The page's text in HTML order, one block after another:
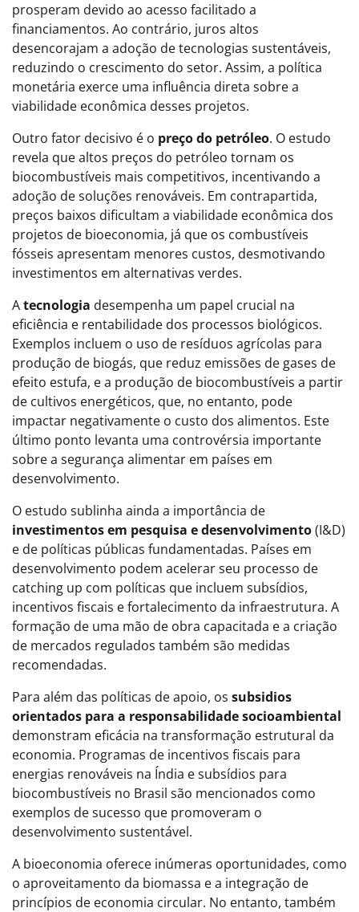
prosperam devido ao acesso facilitado a
financiamentos. Ao contrário, juros altos
desencorajam a adoção de tecnologias sustentáveis,
reduzindo o crescimento do setor. Assim, a política
monetária exerce uma influência direta sobre a
viabilidade econômica desses projetos.
Outro fator decisivo é o preço do petróleo. O estudo
revela que altos preços do petróleo tornam os
biocombustíveis mais competitivos, incentivando a
adoção de soluções renováveis. Em contrapartida,
preços baixos dificultam a viabilidade econômica dos
projetos de bioeconomia, já que os combustíveis
fósseis apresentam menores custos, desmotivando
investimentos em alternativas verdes.
Atecnologia desempenha um papel crucial na
eficiência e rentabilidade dos processos biológicos.
Exemplos incluem o uso de resíduos agrícolas para
produção de biogás, que reduz emissões de gases de
efeito estufa, e a produção de biocombustíveis a partir
de cultivos energéticos, que, no entanto, pode
impactar negativamente o custo dos alimentos. Este
último ponto levanta uma controvérsia importante
sobre a segurança alimentar em países em
desenvolvimento.
O estudo sublinha ainda a importância de
investimentos em pesquisa e desenvolvimento(I&D)
e de políticas públicas fundamentadas. Países em
desenvolvimento podem acelerar seu processo de
catching up com políticas que incluem subsídios,
incentivos fiscais e fortalecimento da infraestrutura. A
formação de uma mão de obra capacitada e a criação
de mercados regulados também são medidas
recomendadas.
Para além das políticas de apoio, os subsidios
orientados para a responsabilidade socioambiental
demonstram eficácia na transformação estrutural da
economia. Programas de incentivos fiscais para
energias renováveis na Índia e subsídios para
biocombustíveis no Brasil são mencionados como
exemplos de sucesso que promoveram o
desenvolvimento sustentável.
A bioeconomia oferece inúmeras oportunidades, como
o aproveitamento da biomassa e a integração de
princípios de economia circular. No entanto, também